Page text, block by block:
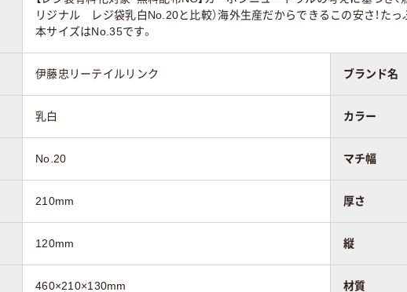
エンボス加工無し エンボス加工無 エンボス加工無
リジナル レジ袋乳白No.20と比較）海外生産だからできるこの安さ！た
本サイズはNo.35です。
伊藤忠リーテイルリンク ブランド名
乳白 カラー
No.20 マチ幅
210mm 厚さ
120mm 縦
460×210×130mm 材質